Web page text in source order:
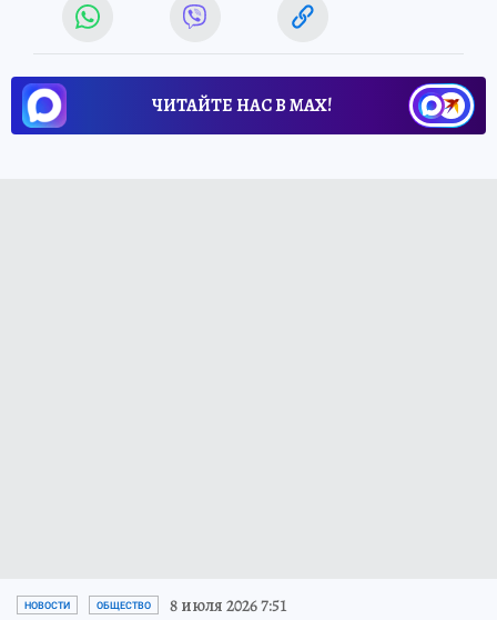
ЧИТАЙТЕ НАС В МАХ!
НОВОСТИ ОБЩЕСТВО 8 июля 2026 7:51